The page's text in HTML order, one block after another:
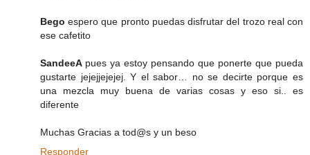
Bego espero que pronto puedas disfrutar del trozo real con
ese cafetito
SandeeA pues ya estoy pensando que ponerte que pueda
gustarte jejejjejejej. Y el sabor… no se decirte porque es
una mezcla muy buena de varias cosas y eso si.. es
diferente
Muchas Gracias a tod@s y un beso
Responder